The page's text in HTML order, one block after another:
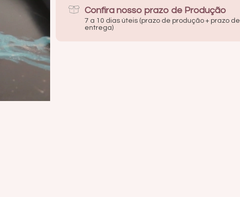
Confira nosso prazo de Produção
7 a 10 dias úteis (prazo de produção + prazo de
entrega)